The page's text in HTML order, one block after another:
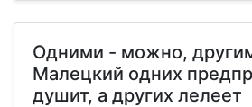
Одними - можно,
Малецкий одних
душит, а других лелеет